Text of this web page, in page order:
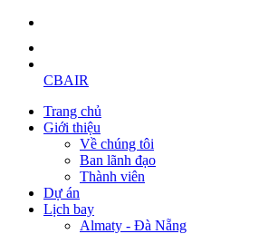
CBAIR
Trang chủ
Giới thiệu
Về chúng tôi
Ban lãnh đạo
Thành viên
Dự án
Lịch bay
Almaty - Đà Nẵng